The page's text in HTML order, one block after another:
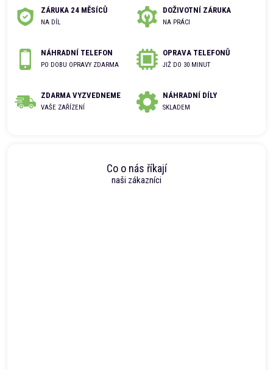
ZÁRUKA 24 MĚSÍCŮ
NA DÍL
DOŽIVOTNÍ ZÁRUKA
NA PRÁCI
NÁHRADNÍ TELEFON
PO DOBU OPRAVY ZDARMA
OPRAVA TELEFONŮ
JIŽ DO 30 MINUT
ZDARMA VYZVEDNEME
VAŠE ZAŘÍZENÍ
NÁHRADNÍ DÍLY
SKLADEM
Co o nás říkají
naši zákazníci